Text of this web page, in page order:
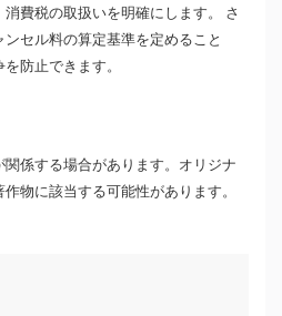
費税の取扱いを明確にします。 さ
セル料の算定基準を定めること
防止できます。
係する場合があります。オリジナ
物に該当する可能性があります。